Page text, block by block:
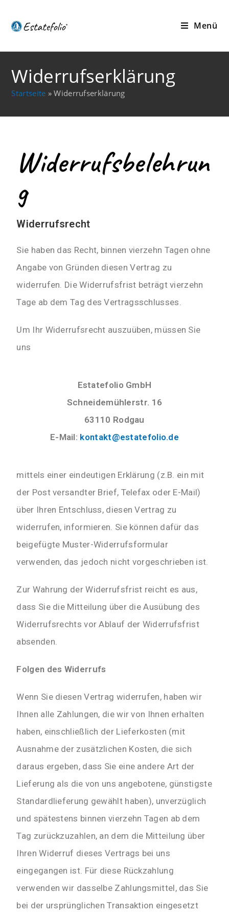
Menü
Widerrufserklärung
Startseite »Widerrufserklärung
Widerrufsbelehrun
g
Widerrufsrecht
Sie haben das Recht, binnen vierzehn Tagen ohne
Angabe von Gründen diesen Vertrag zu
widerrufen. Die Widerrufsfrist beträgt vierzehn
Tage ab dem Tag des Vertragsschlusses.
Um Ihr Widerrufsrecht auszuüben, müssen Sie
uns
Estatefolio GmbH
Schneidemühlerstr. 16
63110 Rodgau
E-Mail: kontakt@estatefolio.de
mittels einer eindeutigen Erklärung (z.B. ein mit
der Post versandter Brief, Telefax oder E-Mail)
über Ihren Entschluss, diesen Vertrag zu
widerrufen, informieren. Sie können dafür das
beigefügte Muster-Widerrufsformular
verwenden, das jedoch nicht vorgeschrieben ist.
Zur Wahrung der Widerrufsfrist reicht es aus,
dass Sie die Mitteilung über die Ausübung des
Widerrufsrechts vor Ablauf der Widerrufsfrist
absenden.
Folgen des Widerrufs
Wenn Sie diesen Vertrag widerrufen, haben wir
Ihnen alle Zahlungen, die wir von Ihnen erhalten
haben, einschließlich der Lieferkosten (mit
Ausnahme der zusätzlichen Kosten, die sich
daraus ergeben, dass Sie eine andere Art der
Lieferung als die von uns angebotene, günstigste
Standardlieferung gewählt haben), unverzüglich
und spätestens binnen vierzehn Tagen ab dem
Tag zurückzuzahlen, an dem die Mitteilung über
Ihren Widerruf dieses Vertrags bei uns
eingegangen ist. Für diese Rückzahlung
verwenden wir dasselbe Zahlungsmittel, das Sie
bei der ursprünglichen Transaktion eingesetzt